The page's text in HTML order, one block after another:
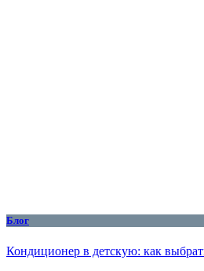
Блог
Кондиционер в детскую: как